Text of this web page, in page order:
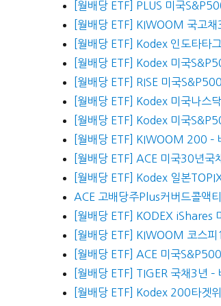
[월배당 ETF] PLUS 미국
[월배당 ETF] KIWOOM 국고채
[월배당 ETF] Kodex 인도타타
[월배당 ETF] Kodex 미국
[월배당 ETF] RISE 미국
[월배당 ETF] Kodex 미국나스
[월배당 ETF] Kodex 미국
[월배당 ETF] KIWOOM 200 –
[월배당 ETF] ACE 미국30년국
[월배당 ETF] Kodex 일본
ACE 고배당주Plus커버드콜액
[월배당 ETF] KODEX iShares
[월배당 ETF] KIWOOM 코스
[월배당 ETF] ACE 미국
[월배당 ETF] TIGER 국채3년 –
[월배당 ETF] Kodex 200타겟